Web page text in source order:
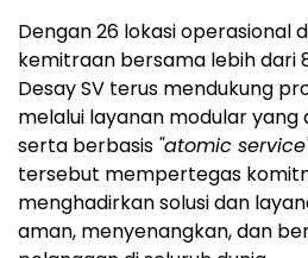
Dengan 26 lokasi operasional
kemitraan bersama lebih dari
Desay SV terus mendukung
melalui layanan modular yang
serta berbasis "atomic
tersebut mempertegas
menghadirkan solusi dan
aman, menyenangkan, dan